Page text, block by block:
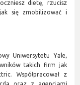
dietę, rzucisz
się zmobilizować i
Uniwersytetu Yale,
takich firm jak
Współpracował z
oraz z agencjami